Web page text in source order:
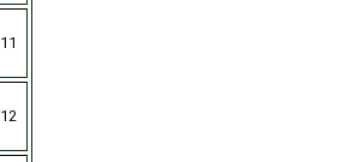
11
12